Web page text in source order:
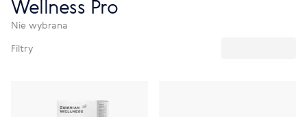
Wellness Pro
Nie wybrana
Filtry